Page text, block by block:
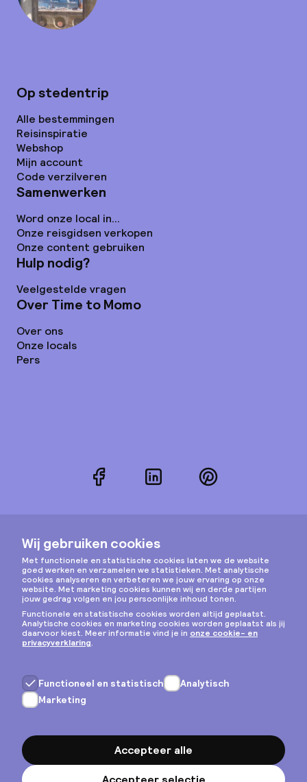
Op stedentrip
Alle bestemmingen
Reisinspiratie
Webshop
Mijn account
Code verzilveren
Samenwerken
Word onze local in...
Onze reisgidsen verkopen
Onze content gebruiken
Hulp nodig?
Veelgestelde vragen
Over Time to Momo
Over ons
Onze locals
Pers
FacebookLinkedInPinterest
Instagram
Privacy & cookies
Algemene voorwaarden